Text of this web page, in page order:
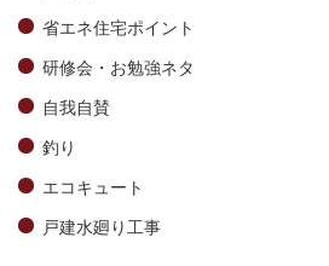
省エネ住宅ポイント
研修会・お勉強ネタ
自我自賛
釣り
エコキュート
戸建水廻り工事